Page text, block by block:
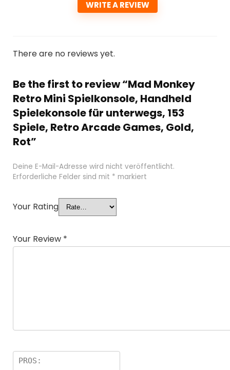
WRITE A REVIEW
There are no reviews yet.
Be the first to review “Mad Monkey
Retro Mini Spielkonsole, Handheld
Spielekonsole für unterwegs, 153
Spiele, Retro Arcade Games, Gold,
Rot”
Deine E-Mail-Adresse wird nicht veröffentlicht.
Erforderliche Felder sind mit * markiert
Your Rating
Your Review *